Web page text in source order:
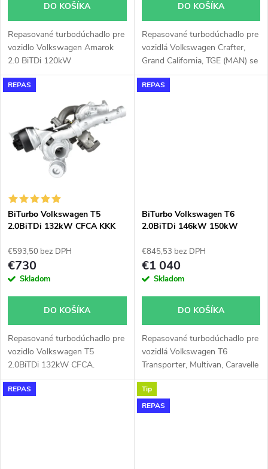
d
u
k
t
o
v
d
u
k
o
DO KOŠÍKA
Repasované turbodúchadlo pre
vozidlo Volkswagen Amarok
2.0 BiTDi 120kW
DO KOŠÍKA
Repasované turbodúchadlo pre
vozidlá Volkswagen Crafter,
Grand California, TGE (MAN) se
130kW
REPAS
BiTurbo Volkswagen T5
2.0BiTDi 132kW CFCA KKK
€593,50 bez DPH
€730
Skladom
DO KOŠÍKA
Repasované turbodúchadlo pre
vozidlo Volkswagen T5
2.0BiTDi 132kW CFCA.
REPAS
BiTurbo Volkswagen T6
2.0BiTDi 146kW 150kW
€845,53 bez DPH
€1 040
Skladom
DO KOŠÍKA
Repasované turbodúchadlo pre
vozidlá Volkswagen T6
Transporter, Multivan, Caravelle
se 146kW 150kW na
platformách SGA, SGH, SHA,
SHH, SGF, SGM, SGN, SHM,
REPAS
Tip
REPAS